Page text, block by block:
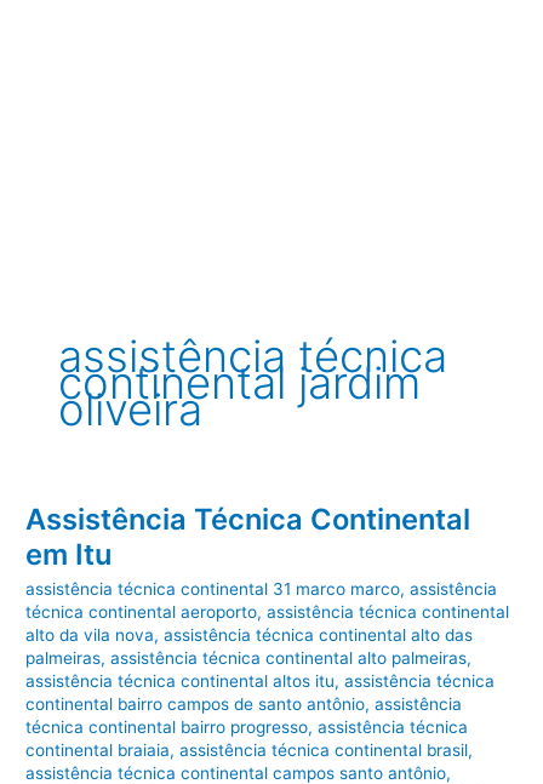
assistência técnica
continental jardim
oliveira
Assistência Técnica Continental
em Itu
assistência técnica continental 31 marco marco,assistência
técnica continental aeroporto,assistência técnica continental
alto da vila nova,assistência técnica continental alto das
palmeiras,assistência técnica continental alto palmeiras,
assistência técnica continental altos itu,assistência técnica
continental bairro campos de santo antônio,assistência
técnica continental bairro progresso,assistência técnica
continental braiaia,assistência técnica continental brasil,
assistência técnica continental campos santo antônio,